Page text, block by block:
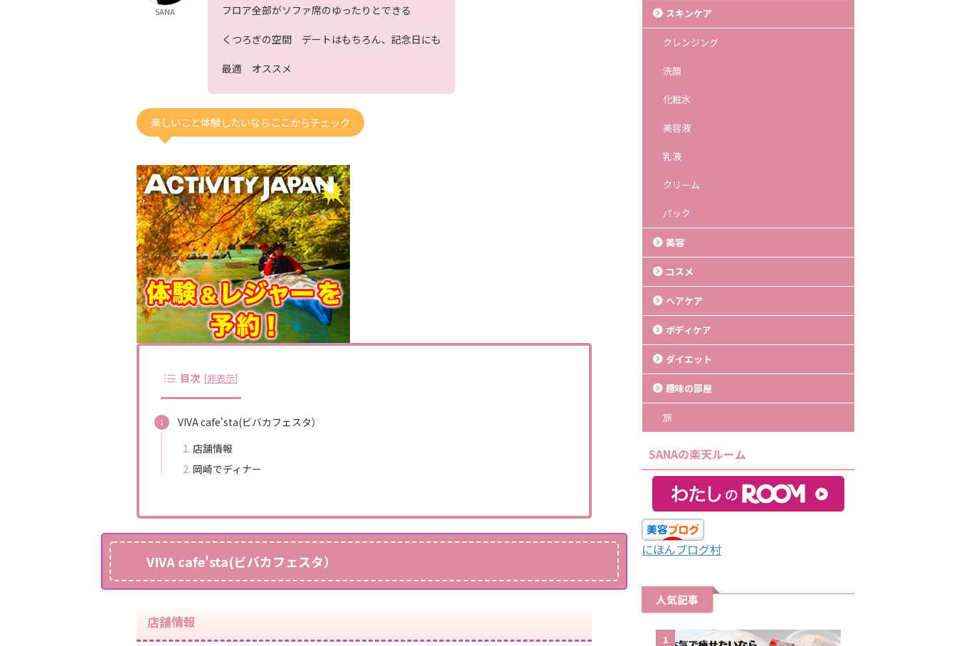
SANA フロア全部がソファ席のゆったりとできる
くつろぎの空間 デートはもちろん、記念日にも
最適 オススメ
楽しいこと体験したいならここからチェック
目次 [非表示]
VIVA cafe'sta(ビバカフェスタ）
店舗情報
岡崎でディナー
VIVA cafe'sta(ビバカフェスタ）
店舗情報
スキンケア
クレンジング
洗顔
化粧水
美容液
乳液
クリーム
パック
美容
コスメ
ヘアケア
ボディケア
ダイエット
趣味の部屋
旅
SANAの楽天ルーム
にほんブログ村
人気記事
1